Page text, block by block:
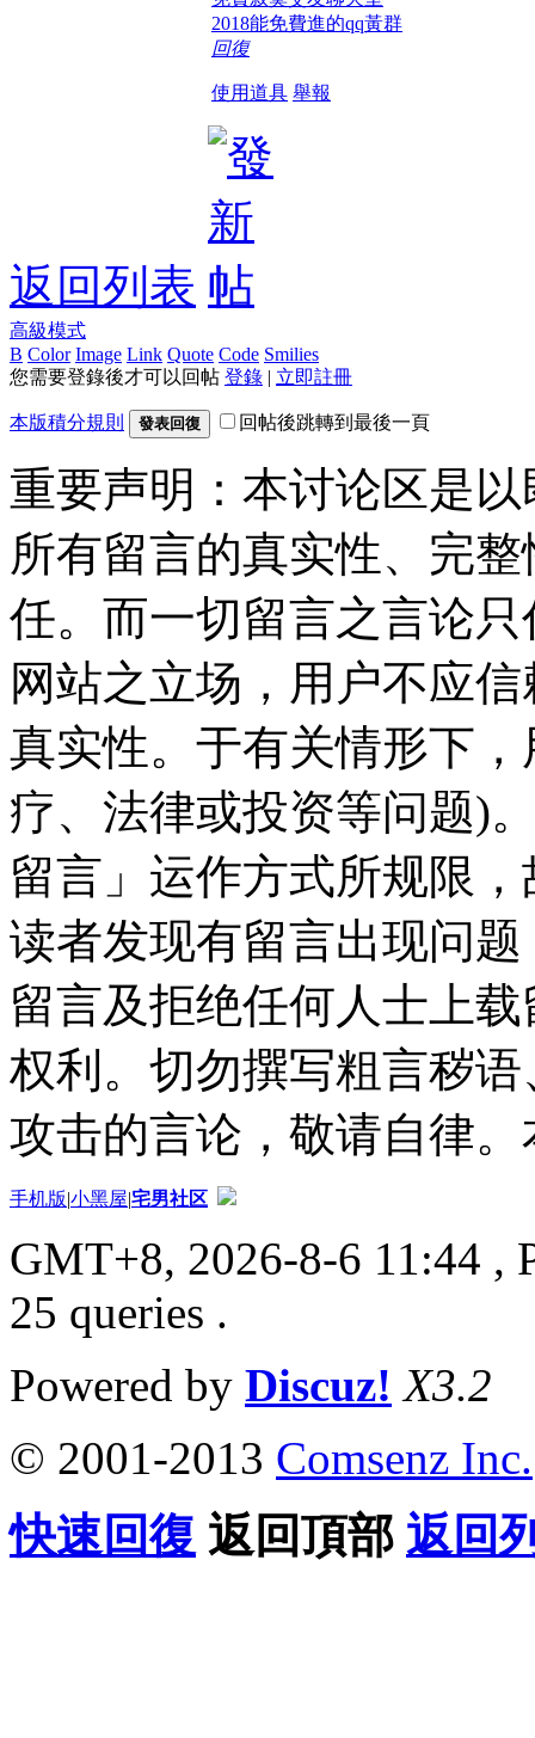
2018能免費進的qq黃群
回復
使用道具 舉報
返回列表
高級模式
B Color Image Link Quote Code Smilies
您需要登錄後才可以回帖 登錄 | 立即註冊
本版積分規則 發表回復 回帖後跳轉到最後一頁
重要声明：本讨论区是
所有留言的真实性、完
任。而一切留言之言论
网站之立场，用户不应
真实性。于有关情形下
疗、法律或投资等问题)
留言」运作方式所规限
读者发现有留言出现问
留言及拒绝任何人士上
权利。切勿撰写粗言秽
攻击的言论，敬请自律
手机版|小黑屋|宅男社区
GMT+8, 2026-8-6 11:44 ,
25 queries .
Powered by Discuz! X3.2
© 2001-2013 Comsenz Inc.
快速回復 返回頂部 返回